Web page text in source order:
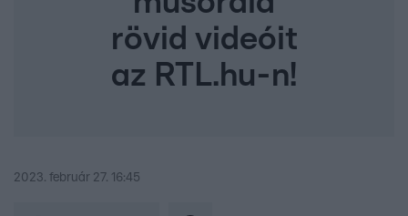
rövid videóit
az RTL.hu-n!
2023. február 27. 16:45